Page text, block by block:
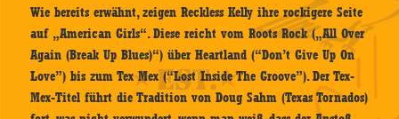
Wie bereits erwähnt, zeigen Reckless Kelly ihre rockigere Seite
auf „American Girls“. Diese reicht vom Roots Rock („All Over
Again (Break Up Blues)“) über Heartland (“Don’t Give Up On
Love”) bis zum Tex Mex (“Lost Inside The Groove”). Der Tex-
Mex-Titel führt die Tradition von Doug Sahm (Texas Tornados)